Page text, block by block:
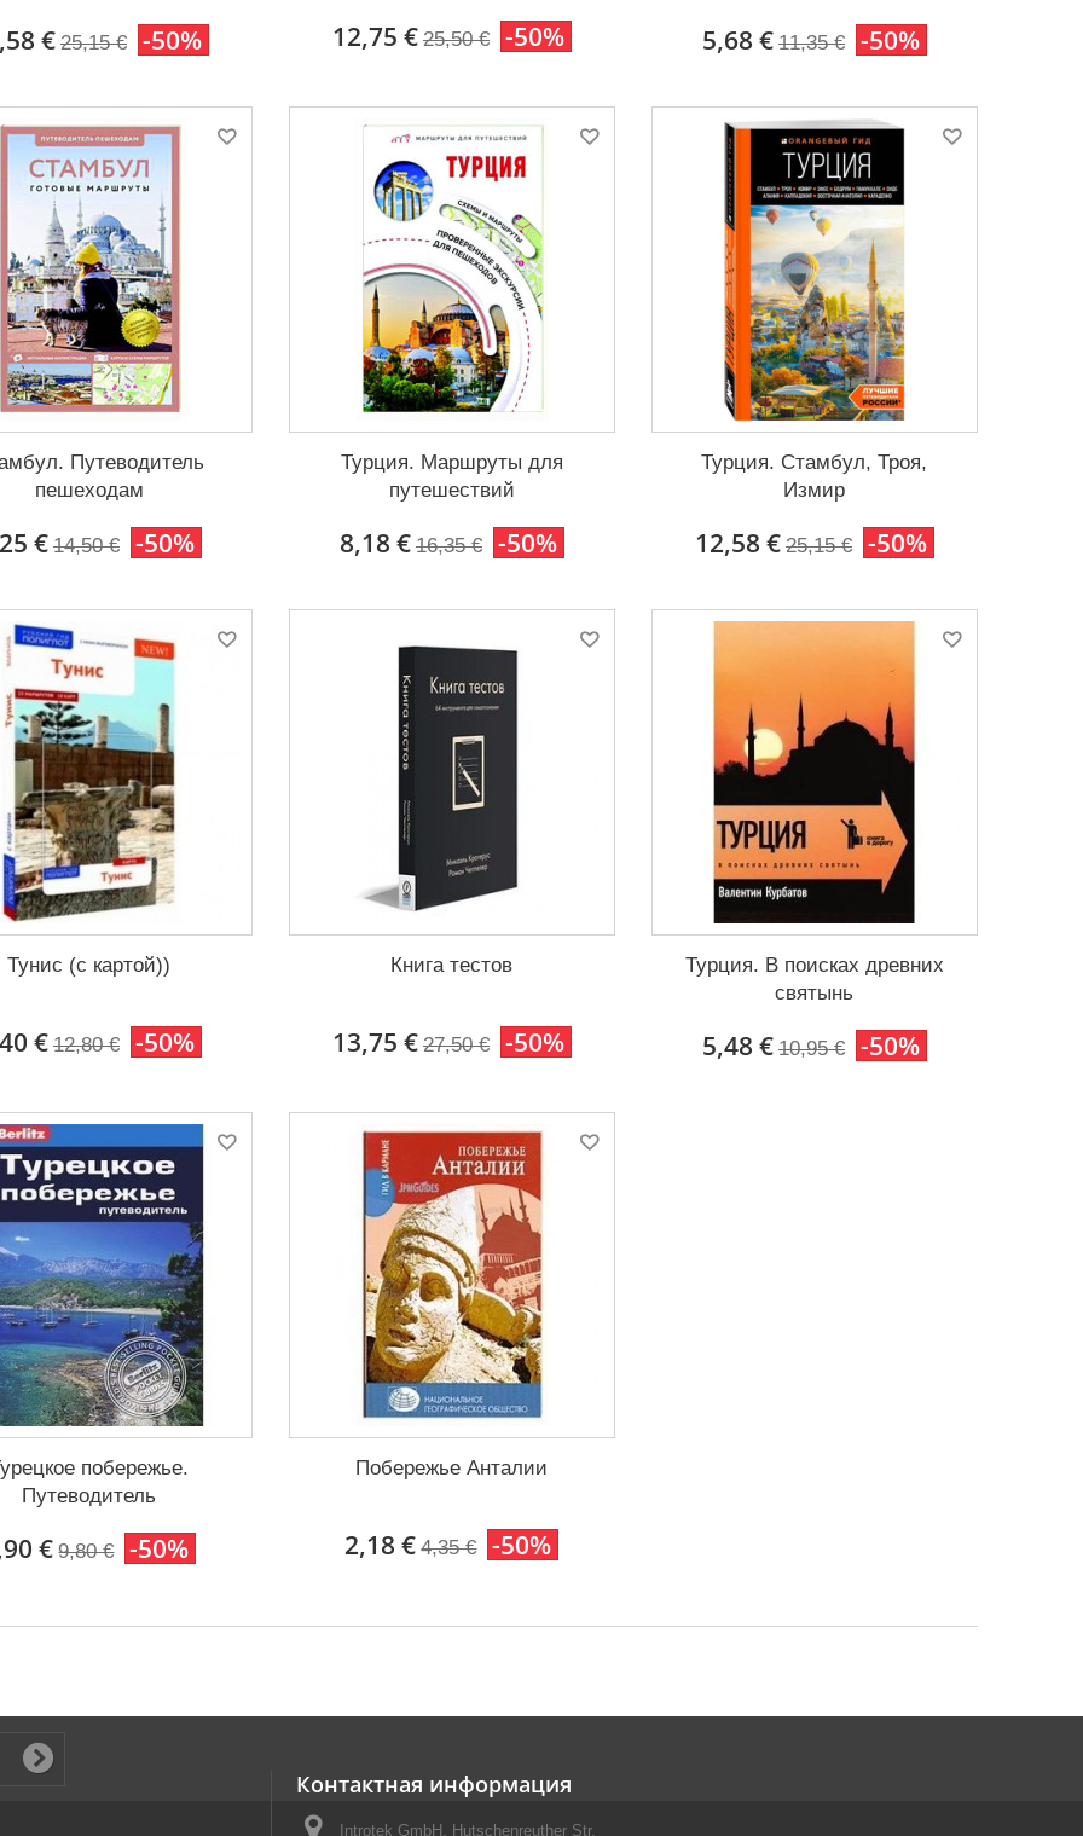
€ 25,15 € -50% 12,75 € 25,50 € -50% 5,68 € 11,35 € -50%
Путеводитель
пешеходам
€ 14,50 € -50%
Турция. Маршруты для
путешествий
8,18 € 16,35 € -50%
Турция. Стамбул, Троя,
Измир
12,58 € 25,15 € -50%
Тунис (с картой))
€ 12,80 € -50%
Книга тестов
13,75 € 27,50 € -50%
Турция. В поисках древних
святынь
5,48 € 10,95 € -50%
побережье.
Путеводитель
€ 9,80 € -50%
Побережье Анталии
2,18 € 4,35 € -50%
Контактная информация
Introtek GmbH, Hutschenreuther Str.